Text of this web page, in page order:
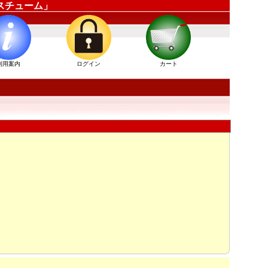
ューム」
用案内 ログイン カート